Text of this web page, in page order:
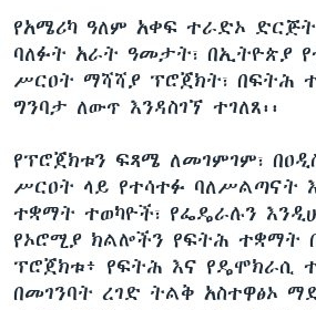
የአሜሪካ ዓለም አቀፍ ተራድኦ
ባለፉት አራት ዓመታት፣ በኢትዮጵያ
ሥርዐት ማሻሻያ ፕሮጀክት፣ በፍትሕ
ግንባታ ለውጥ እንዳስገኘ ተገለጸ፡፡
የፕሮጀክቱን ፍጻሜ ለመገምገም፣
ሥርዐት ላይ የተሳተፉ ባለሥልጣናት
ተቋማት ተወካዮች፣ የፌዴራሉን
የኦሮሚያ ክልሎችን የፍትሕ ተቋማት
ፕሮጀክቱ፥ የፍትሕ እና የዴሞክራሲ
በመገንባት ረገድ ትልቅ አስተዋፅኦ